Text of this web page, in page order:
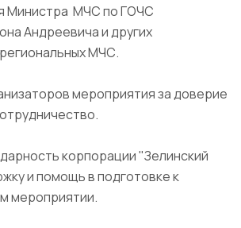
Министра МЧС по ГОЧС
Андреевича и других
МЧС.
мероприятия за доверие
корпорации "Зелинский
и помощь в подготовке к
мероприятии.